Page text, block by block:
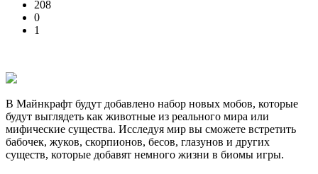
208
0
1
В Майнкрафт будут добавлено набор новых мобов, которые
будут выглядеть как животные из реального мира или
мифические существа. Исследуя мир вы сможете встретить
бабочек, жуков, скорпионов, бесов, глазунов и других
существ, которые добавят немного жизни в биомы игры.